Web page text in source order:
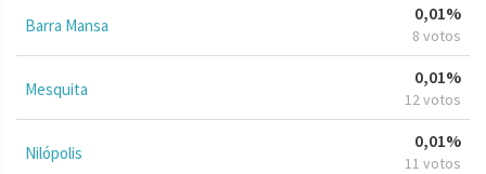
Barra Mansa
0,01%
8 votos
Mesquita
0,01%
12 votos
Nilópolis
0,01%
11 votos